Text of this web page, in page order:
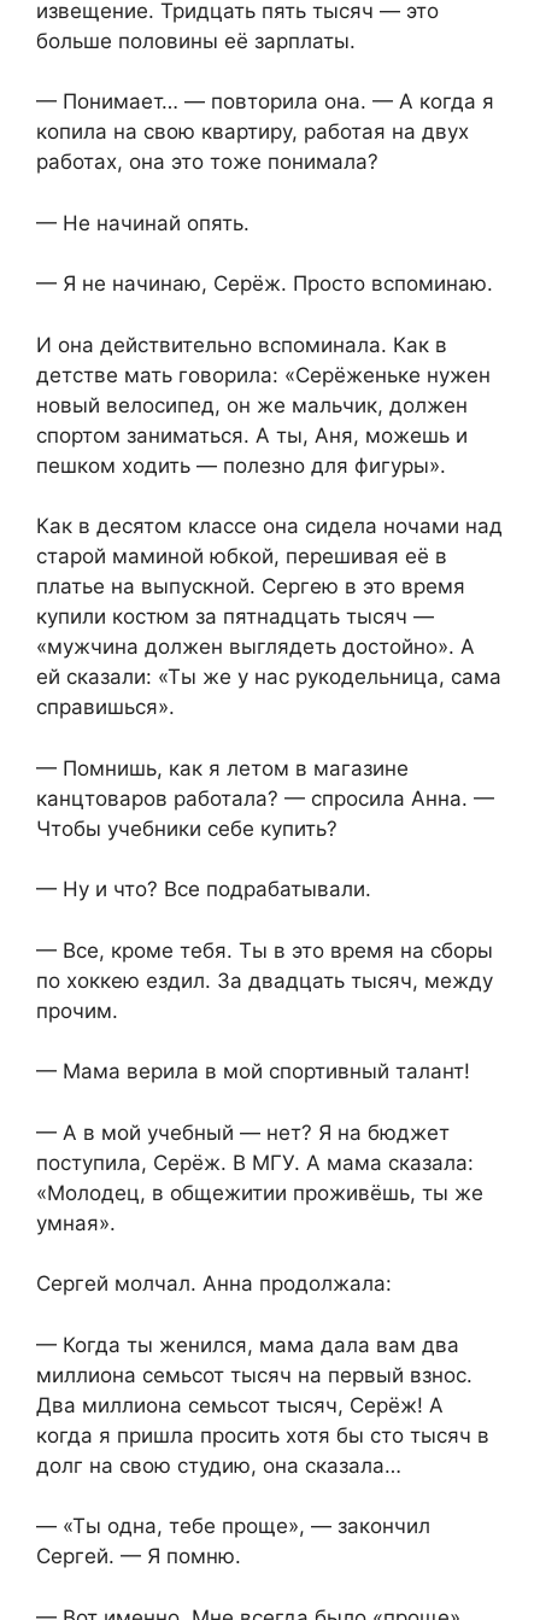
извещение. Тридцать пять тысяч — это
больше половины её зарплаты.
— Понимает… — повторила она. — А когда я
копила на свою квартиру, работая на двух
работах, она это тоже понимала?
— Не начинай опять.
— Я не начинаю, Серёж. Просто вспоминаю.
И она действительно вспоминала. Как в
детстве мать говорила: «Серёженьке нужен
новый велосипед, он же мальчик, должен
спортом заниматься. А ты, Аня, можешь и
пешком ходить — полезно для фигуры».
Как в десятом классе она сидела ночами над
старой маминой юбкой, перешивая её в
платье на выпускной. Сергею в это время
купили костюм за пятнадцать тысяч —
«мужчина должен выглядеть достойно». А
ей сказали: «Ты же у нас рукодельница, сама
справишься».
— Помнишь, как я летом в магазине
канцтоваров работала? — спросила Анна. —
Чтобы учебники себе купить?
— Ну и что? Все подрабатывали.
— Все, кроме тебя. Ты в это время на сборы
по хоккею ездил. За двадцать тысяч, между
прочим.
— Мама верила в мой спортивный талант!
— А в мой учебный — нет? Я на бюджет
поступила, Серёж. В МГУ. А мама сказала:
«Молодец, в общежитии проживёшь, ты же
умная».
Сергей молчал. Анна продолжала:
— Когда ты женился, мама дала вам два
миллиона семьсот тысяч на первый взнос.
Два миллиона семьсот тысяч, Серёж! А
когда я пришла просить хотя бы сто тысяч в
долг на свою студию, она сказала…
— «Ты одна, тебе проще», — закончил
Сергей. — Я помню.